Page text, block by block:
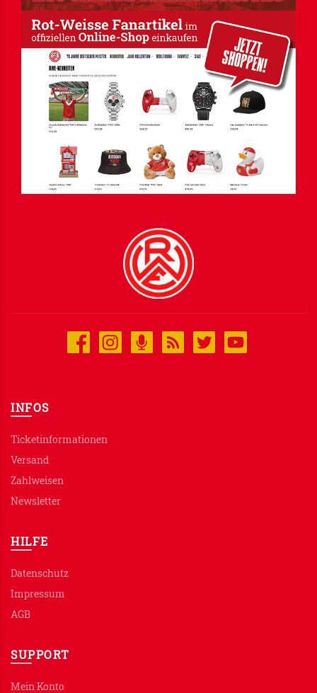
INFOS
Ticketinformationen
Versand
Zahlweisen
Newsletter
HILFE
Datenschutz
Impressum
AGB
SUPPORT
Mein Konto